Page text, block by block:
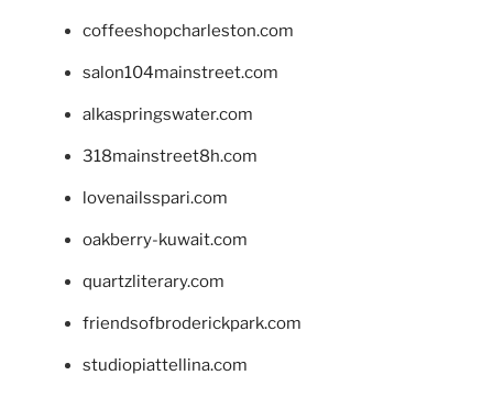
coffeeshopcharleston.com
salon104mainstreet.com
alkaspringswater.com
318mainstreet8h.com
lovenailsspari.com
oakberry-kuwait.com
quartzliterary.com
friendsofbroderickpark.com
studiopiattellina.com